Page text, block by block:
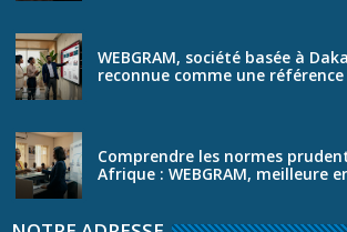
WEBGRAM, société basée à
reconnue comme une
Comprendre les normes
Afrique : WEBGRAM, meilleure